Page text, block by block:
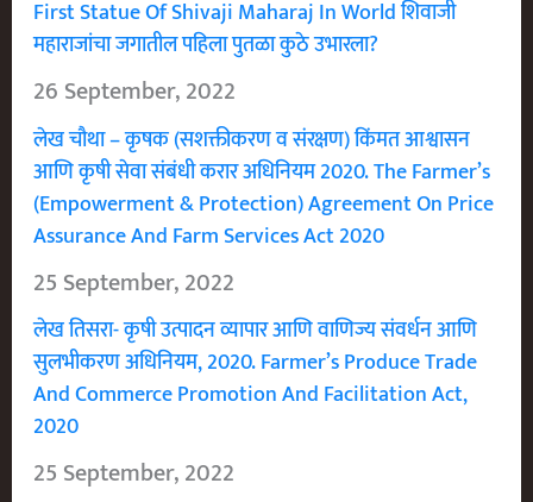
First Statue Of Shivaji Maharaj In World शिवाजी
महाराजांचा जगातील पहिला पुतळा कुठे उभारला?
26 September, 2022
लेख चौथा – कृषक (सशक्तीकरण व संरक्षण) किंमत आश्वासन
आणि कृषी सेवा संबंधी करार अधिनियम 2020. The Farmer’s
(Empowerment & Protection) Agreement On Price
Assurance And Farm Services Act 2020
25 September, 2022
लेख तिसरा- कृषी उत्पादन व्यापार आणि वाणिज्य संवर्धन आणि
सुलभीकरण अधिनियम, 2020. Farmer’s Produce Trade
And Commerce Promotion And Facilitation Act,
2020
25 September, 2022